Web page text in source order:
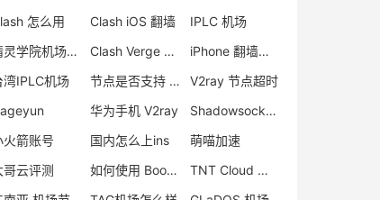
怎么用
Clash iOS 翻墙
IPLC 机场
精灵学院机场怎么样
Clash Verge Rev 节点
iPhone 翻墙软件
湾IPLC机场
节点是否支持 UDP
V2ray 节点超时
华为手机 V2ray
Shadowsocks 日本节点
火箭账号
国内怎么上ins
萌喵加速
哥云评测
如何使用 BoomCloud
TNT Cloud 怎么样